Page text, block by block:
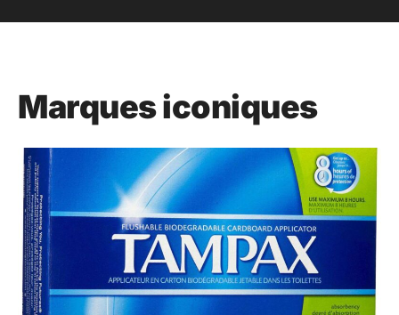
Marques iconiques